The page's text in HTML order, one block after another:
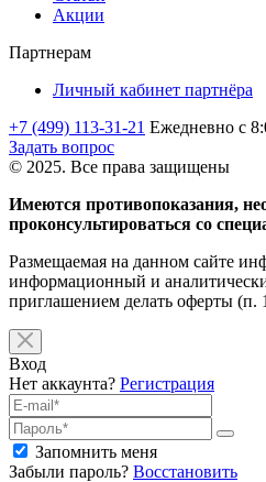
Акции
Партнерам
Личный кабинет партнёра
+7 (499) 113-31-21 Ежедневно с
Задать вопрос
© 2025. Все права защищены
Имеются противопоказания,
проконсультироваться со
Размещаемая на данном сайте
информационный и
приглашением делать оферты (п.
Вход
Нет аккаунта? Регистрация
Запомнить меня
Забыли пароль? Восстановить